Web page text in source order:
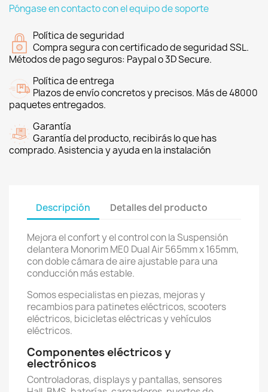
Póngase en contacto con el equipo de soporte
Política de seguridad
Compra segura con certificado de seguridad SSL.
Métodos de pago seguros: Paypal o 3D Secure.
Política de entrega
Plazos de envío concretos y precisos. Más de 48000
paquetes entregados.
Garantía
Garantía del producto, recibirás lo que has
comprado. Asistencia y ayuda en la instalación
Descripción Detalles del producto
Mejora el confort y el control con la Suspensión
delantera Monorim ME0 Dual Air 565mm x 165mm,
con doble cámara de aire ajustable para una
conducción más estable.
Somos especialistas en piezas, mejoras y
recambios para patinetes eléctricos, scooters
eléctricos, bicicletas eléctricas y vehículos
eléctricos.
Componentes eléctricos y
electrónicos
Controladoras, displays y pantallas, sensores